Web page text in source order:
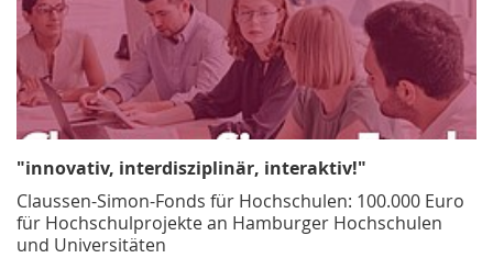
"innovativ, interdisziplinär, interaktiv!"
Claussen-Simon-Fonds für Hochschulen: 100.000 Euro
für Hochschulprojekte an Hamburger Hochschulen
und Universitäten